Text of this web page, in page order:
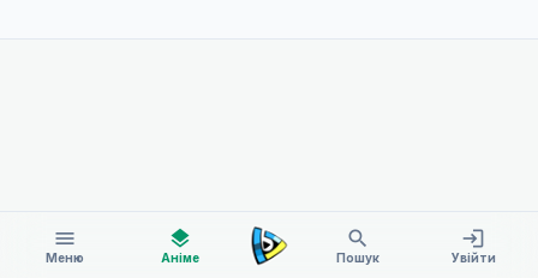
menu
Меню
layers
Аніме
search
Пошук
login
Увійти